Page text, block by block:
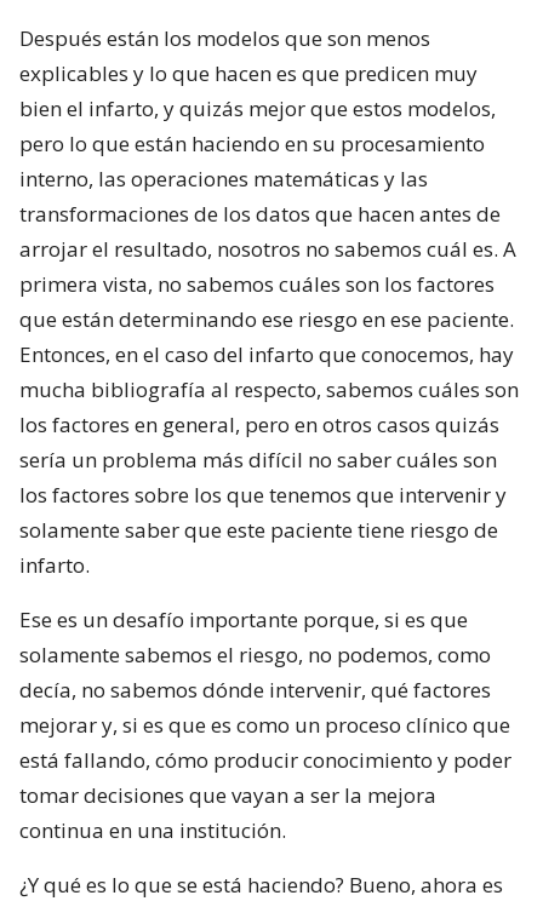
Después están los modelos que son menos
explicables y lo que hacen es que predicen muy
bien el infarto, y quizás mejor que estos modelos,
pero lo que están haciendo en su procesamiento
interno, las operaciones matemáticas y las
transformaciones de los datos que hacen antes de
arrojar el resultado, nosotros no sabemos cuál es. A
primera vista, no sabemos cuáles son los factores
que están determinando ese riesgo en ese paciente.
Entonces, en el caso del infarto que conocemos, hay
mucha bibliografía al respecto, sabemos cuáles son
los factores en general, pero en otros casos quizás
sería un problema más difícil no saber cuáles son
los factores sobre los que tenemos que intervenir y
solamente saber que este paciente tiene riesgo de
infarto.
Ese es un desafío importante porque, si es que
solamente sabemos el riesgo, no podemos, como
decía, no sabemos dónde intervenir, qué factores
mejorar y, si es que es como un proceso clínico que
está fallando, cómo producir conocimiento y poder
tomar decisiones que vayan a ser la mejora
continua en una institución.
¿Y qué es lo que se está haciendo? Bueno, ahora es